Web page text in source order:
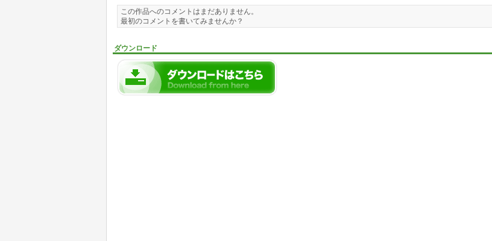
この作品へのコメントはまだありません。
最初のコメントを書いてみませんか？
ダウンロード